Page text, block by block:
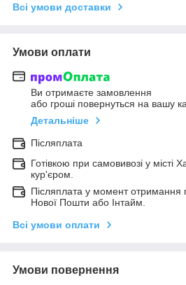
Всі умови доставки
Умови оплати
Ви отримаєте замовлення
або гроші повернуться на вашу
Детальніше
Післяплата
Готівкою при самовивозі у місті
кур'єром.
Післяплата у момент отримання
Нової Пошти або Інтайм.
Всі умови оплати
Умови повернення